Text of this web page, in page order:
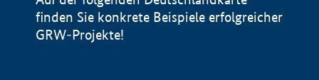
finden Sie konkrete Beispiele erfolgreicher
GRW-Projekte!